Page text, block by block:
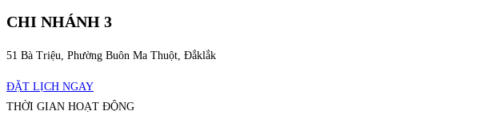
CHI NHÁNH 3
51 Bà Triệu, Phường Buôn Ma Thuột, Đắklắk
ĐẶT LỊCH NGAY
THỜI GIAN HOẠT ĐỘNG